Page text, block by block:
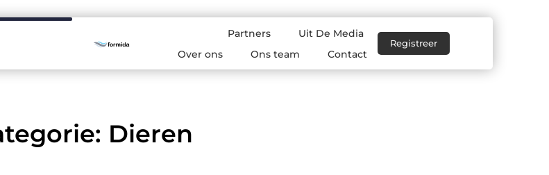
Partners
Uit De Media
Over ons
Ons team Contact
Registreer
Dieren